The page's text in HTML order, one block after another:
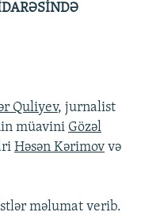
Quliyev, jurnalist
müavini Gözəl
Həsən Kərimov və
məlumat verib.